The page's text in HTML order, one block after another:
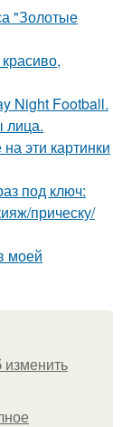
"Золотые
Night Football.
лица.
эти картинки
под ключ:
прическу/
моей
изменить